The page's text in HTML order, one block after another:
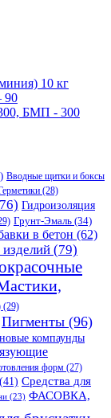
10 кг
90
БМП - 300
Вводные щитки и боксы
(28)
Гидроизоляция
Грунт-Эмаль (34)
в бетон (62)
(79)
(29)
Пигменты (96)
компаунды
форм (27)
(41) Средства для
(23) ФАСОВКА,